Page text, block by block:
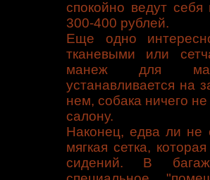
спокойно ведут
300-400 рублей.
Еще одно
тканевыми или
манеж для
устанавливается на
нем, собака ничего не
салону.
Наконец, едва ли не
мягкая сетка,
сидений. В